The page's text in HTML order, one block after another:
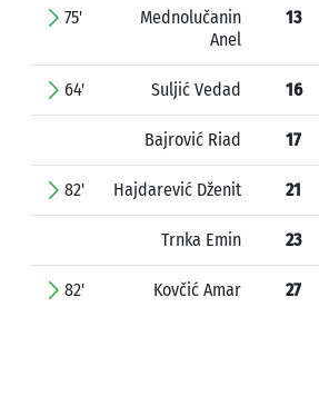
75'
Mednolučanin
Anel
13
64' Suljić Vedad 16
Bajrović Riad 17
82' Hajdarević Dženit 21
Trnka Emin 23
82' Kovčić Amar 27